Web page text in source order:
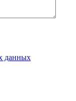
данных